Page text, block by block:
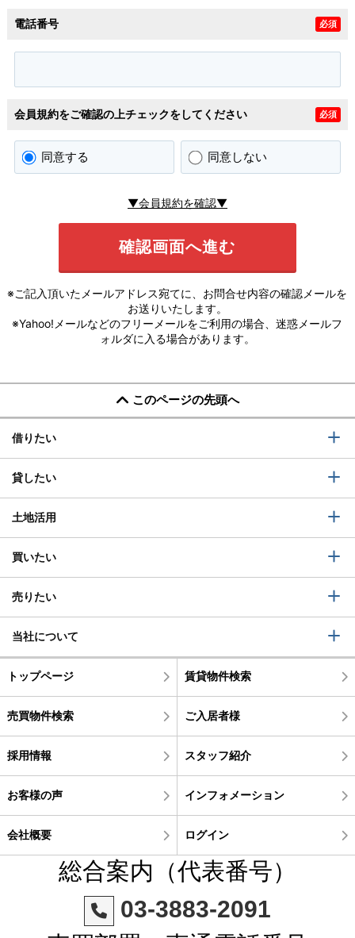
電話番号 必須
会員規約をご確認の上チェックをしてください 必須
同意する 同意しない
▼会員規約を確認▼
※ご記入頂いたメールアドレス宛てに、お問合せ内容の確認メールを
お送りいたします。
※Yahoo!メールなどのフリーメールをご利用の場合、迷惑メールフ
ォルダに入る場合があります。
このページの先頭へ
借りたい
貸したい
土地活用
買いたい
売りたい
当社について
トップページ 賃貸物件検索
売買物件検索 ご入居者様
採用情報 スタッフ紹介
お客様の声 インフォメーション
会社概要 ログイン
総合案内（代表番号）
03-3883-2091